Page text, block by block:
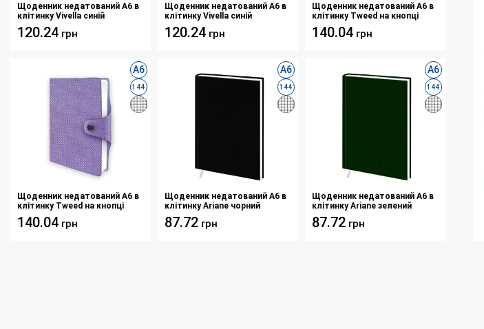
Щоденник недатований А6 в
клітинку Vivella синій
120.24 грн
Щоденник недатований А6 в
клітинку Vivella синій
120.24 грн
Щоденник недатований А6 в
клітинку Tweed на кнопці
сірий
140.04 грн
А6
144
Щоденник недатований А6 в
клітинку Tweed на кнопці
фіолетовий
140.04 грн
А6
144
Щоденник недатований А6 в
клітинку Ariane чорний
87.72 грн
А6
144
Щоденник недатований А6 в
клітинку Ariane зелений
87.72 грн